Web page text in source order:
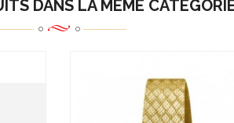
DANS LA MÊME